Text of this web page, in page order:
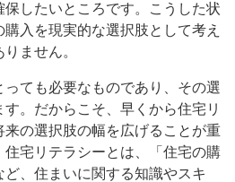
したいところです。こうした状
入を現実的な選択肢として考え
ません。
っても必要なものであり、その選
。だからこそ、早くから住宅リ
の選択肢の幅を広げることが重
宅リテラシーとは、「住宅の購
ど、住まいに関する知識やスキ